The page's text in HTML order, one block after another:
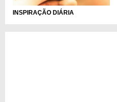
INSPIRAÇÃO DIÁRIA